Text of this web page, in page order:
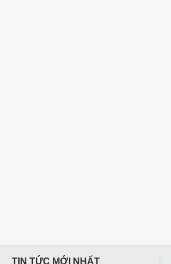
TIN TỨC MỚI NHẤT